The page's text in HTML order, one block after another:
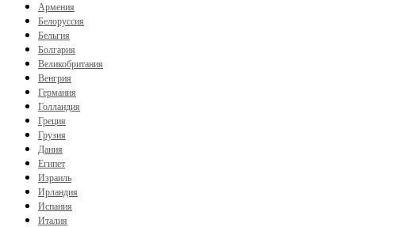
Армения
Белоруссия
Бельгия
Болгария
Великобритания
Венгрия
Германия
Голландия
Греция
Грузия
Дания
Египет
Израиль
Ирландия
Испания
Италия